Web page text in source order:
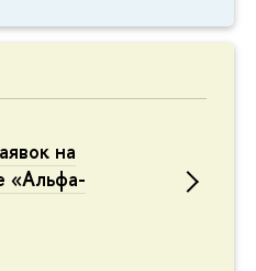
на
«Альфа-